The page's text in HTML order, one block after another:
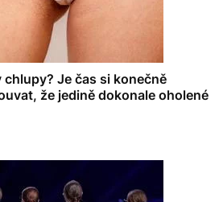
chlupy? Je čas si konečně
že jedině dokonale oholené